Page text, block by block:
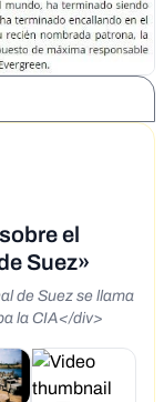
el
Suez»
de Suez se llama
la CIA</div>